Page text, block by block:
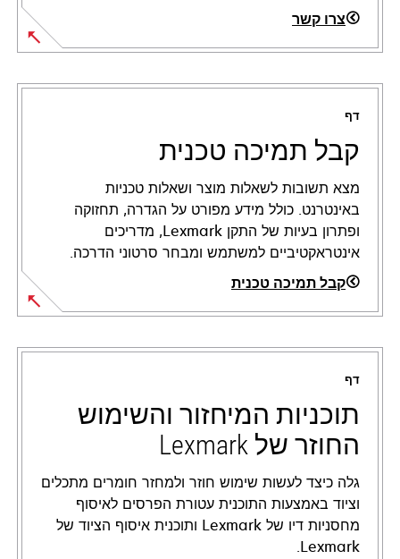
צרו קשר
דף
קבל תמיכה טכנית
מצא תשובות לשאלות מוצר ושאלות טכניות
באינטרנט. כולל מידע מפורט על הגדרה, תחזוקה
ופתרון בעיות של התקן Lexmark, מדריכים
אינטראקטיביים למשתמש ומבחר סרטוני הדרכה.
קבל תמיכה טכנית
opens
in
new
tab
דף
תוכניות המיחזור והשימוש
החוזר של Lexmark
גלה כיצד לעשות שימוש חוזר ולמחזר חומרים מתכלים
וציוד באמצעות התוכנית עטורת הפרסים לאיסוף
מחסניות דיו של Lexmark ותוכנית איסוף הציוד של
Lexmark.